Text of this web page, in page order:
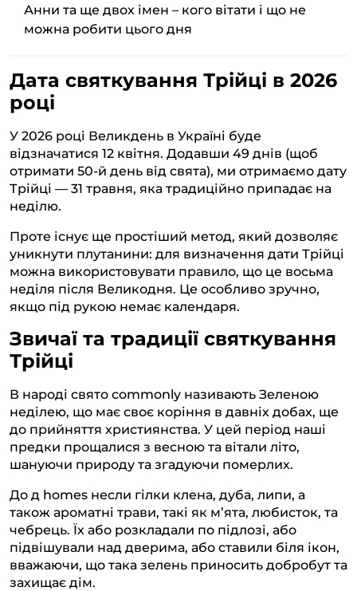
Анни та ще двох імен – кого вітати і що не
можна робити цього дня
Дата святкування Трійці в 2026
році
У 2026 році Великдень в Україні буде
відзначатися 12 квітня. Додавши 49 днів (щоб
отримати 50-й день від свята), ми отримаємо дату
Трійці — 31 травня, яка традиційно припадає на
неділю.
Проте існує ще простіший метод, який дозволяє
уникнути плутанини: для визначення дати Трійці
можна використовувати правило, що це восьма
неділя після Великодня. Це особливо зручно,
якщо під рукою немає календаря.
Звичаї та традиції святкування
Трійці
В народі свято commonly називають Зеленою
неділею, що має своє коріння в давніх добах, ще
до прийняття християнства. У цей період наші
предки прощалися з весною та вітали літо,
шануючи природу та згадуючи померлих.
До д homes несли гілки клена, дуба, липи, а
також ароматні трави, такі як м’ята, любисток, та
чебрець. Їх або розкладали по підлозі, або
підвішували над дверима, або ставили біля ікон,
вважаючи, що така зелень приносить добробут та
захищає дім.